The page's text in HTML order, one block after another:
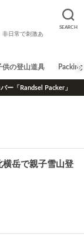
SEARCH
非日常で刺激あ
供の登山道具 Packing
ー「Randsel Packer」
横岳で親子雪山登